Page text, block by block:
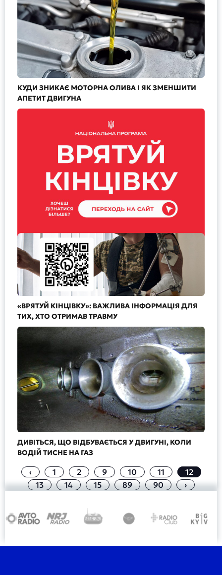
КУДИ ЗНИКАЄ МОТОРНА ОЛИВА І ЯК ЗМЕНШИТИ
АПЕТИТ ДВИГУНА
«ВРЯТУЙ КІНЦІВКУ»: ВАЖЛИВА ІНФОРМАЦІЯ ДЛЯ
ТИХ, ХТО ОТРИМАВ ТРАВМУ
ДИВІТЬСЯ, ЩО ВІДБУВАЄТЬСЯ У ДВИГУНІ, КОЛИ
ВОДІЙ ТИСНЕ НА ГАЗ
‹ 1 2 9 10 11
12
13
14 15 89 90 ›